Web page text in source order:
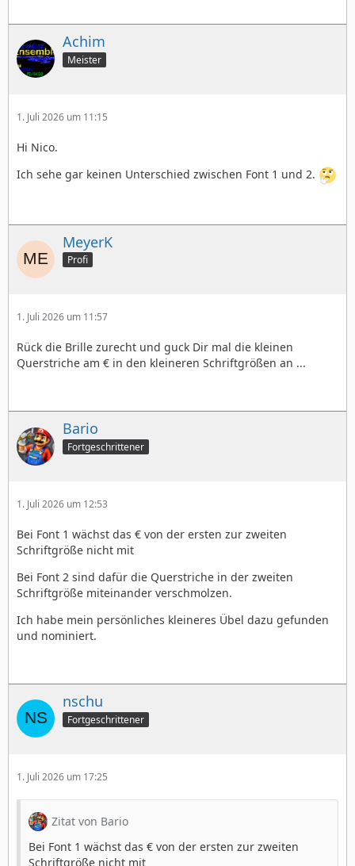
Achim
Meister
1. Juli 2026 um 11:15
Hi Nico.
Ich sehe gar keinen Unterschied zwischen Font 1 und 2.
MeyerK
Profi
1. Juli 2026 um 11:57
Rück die Brille zurecht und guck Dir mal die kleinen
Querstriche am € in den kleineren Schriftgrößen an ...
Bario
Fortgeschrittener
1. Juli 2026 um 12:53
Bei Font 1 wächst das € von der ersten zur zweiten
Schriftgröße nicht mit
Bei Font 2 sind dafür die Querstriche in der zweiten
Schriftgröße miteinander verschmolzen.
Ich habe mein persönliches kleineres Übel dazu gefunden
und nominiert.
nschu
Fortgeschrittener
1. Juli 2026 um 17:25
Zitat von Bario
Bei Font 1 wächst das € von der ersten zur zweiten
Schriftgröße nicht mit